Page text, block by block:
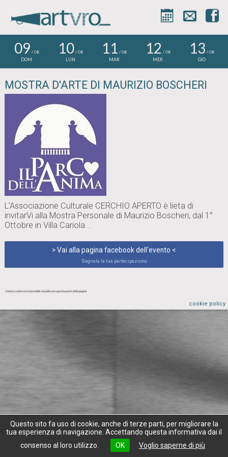
Questo sito fa uso di cookie, anche di terze parti, per migliorare la
tua esperienza di navigazione. Accettando questa informativa dai il
consenso al loro utilizzo.
OK Voglio saperne di più



09 / 08
DOM
10/ 08
LUN
11 / 08
MAR
12 / 08
MER
13 / 08
GIO
MOSTRA D'ARTE DI MAURIZIO BOSCHERI
L’Associazione Culturale CERCHIO APERTO è lieta di
invitarVi alla Mostra Personale di Maurizio Boscheri, dal 1°
Ottobre in Villa Cariola...
> Vai alla pagina facebook dell'evento <
Segnala la tua partecipazione
Senza cookie non è possibile visualizzare questa parte della pagina
cookie policy